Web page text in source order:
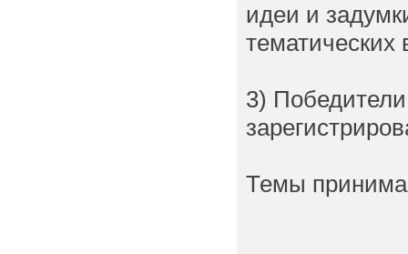
идеи и
тематических
3)
Темы